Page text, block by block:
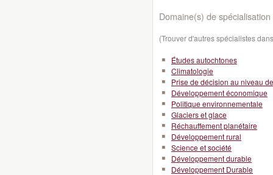
Domaine(s) de spécialisation
(Trouver d'autres spécialistes
Études autochtones
Climatologie
Prise de décision au niveau
Développement économique
Politique environnementale
Glaciers et glace
Réchauffement planétaire
Développement rural
Science et société
Développement durable
Développement Durable